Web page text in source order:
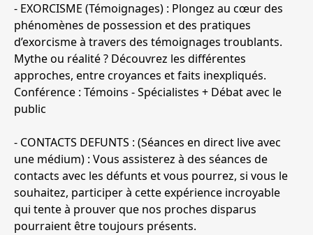
- EXORCISME (Témoignages) : Plongez au cœur des
phénomènes de possession et des pratiques
d’exorcisme à travers des témoignages troublants.
Mythe ou réalité ? Découvrez les différentes
approches, entre croyances et faits inexpliqués.
Conférence : Témoins - Spécialistes + Débat avec le
public
- CONTACTS DEFUNTS : (Séances en direct live avec
une médium) : Vous assisterez à des séances de
contacts avec les défunts et vous pourrez, si vous le
souhaitez, participer à cette expérience incroyable
qui tente à prouver que nos proches disparus
pourraient être toujours présents.